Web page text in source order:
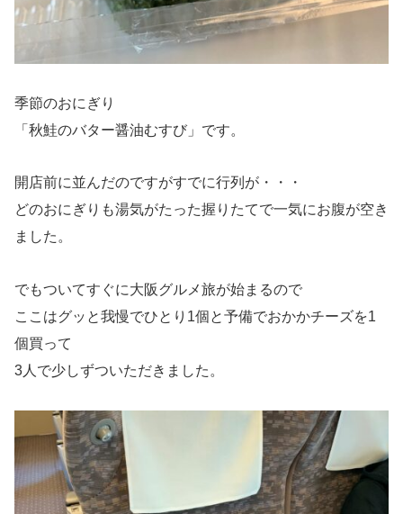
季節のおにぎり
「秋鮭のバター醤油むすび」です。
開店前に並んだのですがすでに行列が・・・
どのおにぎりも湯気がたった握りたてで一気にお腹が空き
ました。
でもついてすぐに大阪グルメ旅が始まるので
ここはグッと我慢でひとり1個と予備でおかかチーズを1
個買って
3人で少しずついただきました。